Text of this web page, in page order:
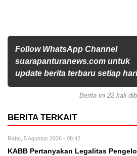
Follow WhatsApp Channel
suarapanturanews.com untuk
update berita terbaru setiap hari
Berita ini 22 kali
BERITA TERKAIT
Rabu, 5 Agustus 2026 - 08:42
KABB Pertanyakan Legalitas